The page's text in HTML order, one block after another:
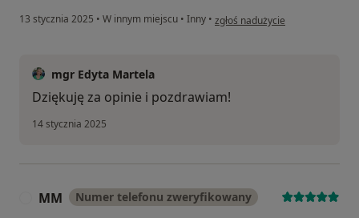
13 stycznia 2025 • W innym miejscu • Inny • w opinii użytkownika AJ
zgłoś nadużycie
mgr Edyta Martela
Dziękuję za opinie i pozdrawiam!
14 stycznia 2025
MM Numer telefonu zweryfikowany